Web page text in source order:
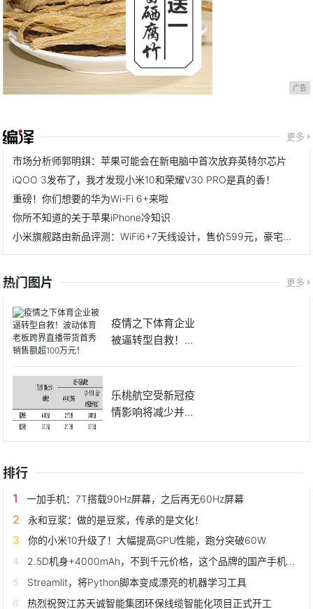
广告
更多
市场分析师郭明錤：苹果可能会在新电脑中首次放弃英特尔芯片
iQOO 3发布了，我才发现小米10和荣耀V30 PRO是真的香！
重磅！你们想要的华为Wi-Fi 6+来啦
你所不知道的关于苹果iPhone冷知识
小米旗舰路由新品评测：WiFi6+7天线设计，售价599元，豪宅无惧
热门图片 更多
疫情之下体育企业
被逼转型自救！波
乐桃航空受新冠疫
情影响将减少并停
排行
一加手机：7T搭载90Hz屏幕，之后再无60Hz屏幕
永和豆浆：做的是豆浆，传承的是文化！
你的小米10升级了！大幅提高GPU性能，跑分突破60W
2.5D机身+4000mAh，不到千元价格，这个品牌的国产手机有用过吗？
Streamlit，将Python脚本变成漂亮的机器学习工具
热烈祝贺江苏天诚智能集团环保线缆智能化项目正式开工